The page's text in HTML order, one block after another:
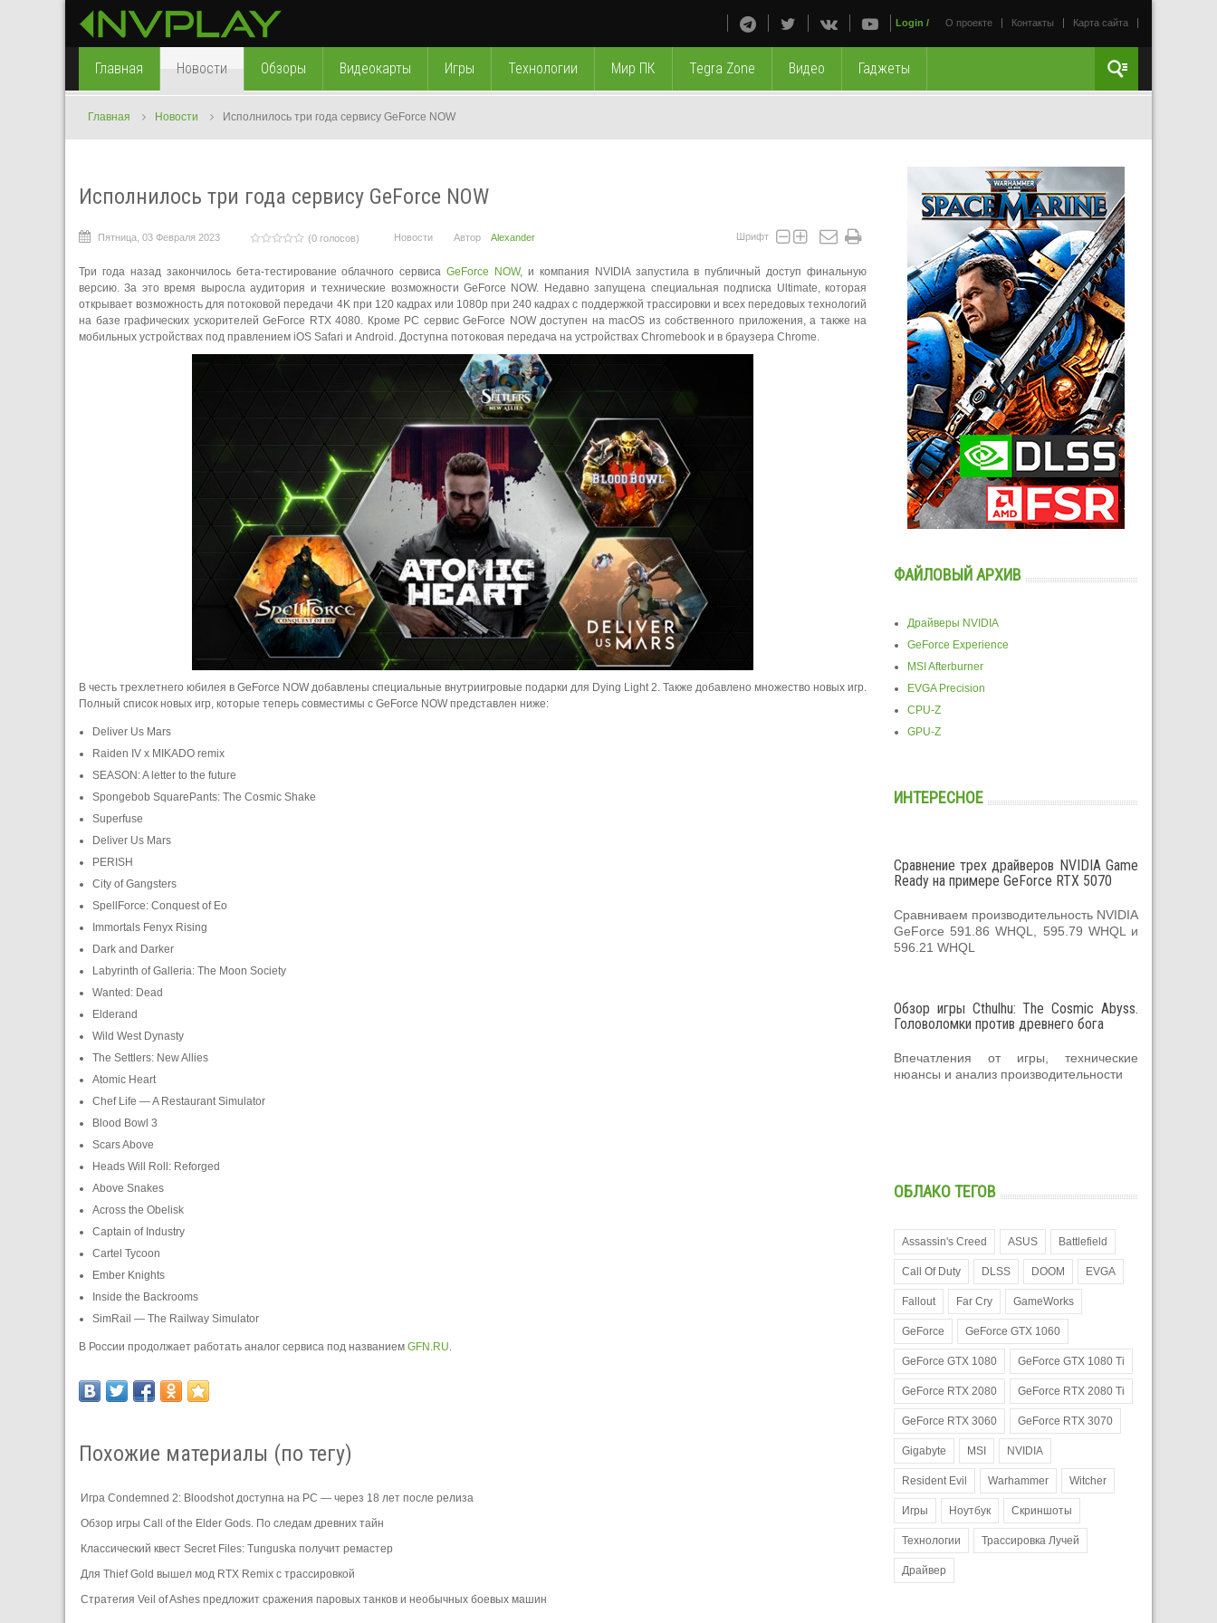
О проекте Контакты Карта сайта
Login /
Главная Новости Обзоры Видеокарты Игры Технологии Мир ПК Tegra Zone Видео Гаджеты
Главная Новости Исполнилось три года сервису GeForce NOW
Исполнилось три года сервису GeForce NOW
Пятница, 03 Февраля 2023 (0 голосов) Новости Автор Alexander Шрифт
Три года назад закончилось бета-тестирование облачного сервисаGeForce NOW, и компания NVIDIA запустила в публичный доступ финальную
версию. За это время выросла аудитория и технические возможности GeForce NOW. Недавно запущена специальная подписка Ultimate, которая
открывает возможность для потоковой передачи 4K при 120 кадрах или 1080p при 240 кадрах с поддержкой трассировки и всех передовых технологий
на базе графических ускорителей GeForce RTX 4080. Кроме PC сервис GeForce NOW доступен на macOS из собственного приложения, а также на
мобильных устройствах под правлением iOS Safari и Android. Доступна потоковая передача на устройствах Chromebook и в браузера Chrome.
В честь трехлетнего юбилея в GeForce NOW добавлены специальные внутриигровые подарки для Dying Light 2. Также добавлено множество новых игр.
Полный список новых игр, которые теперь совместимы с GeForce NOW представлен ниже:
Deliver Us Mars
Raiden IV x MIKADO remix
SEASON: A letter to the future
Spongebob SquarePants: The Cosmic Shake
Superfuse
Deliver Us Mars
PERISH
City of Gangsters
SpellForce: Conquest of Eo
Immortals Fenyx Rising
Dark and Darker
Labyrinth of Galleria: The Moon Society
Wanted: Dead
Elderand
Wild West Dynasty
The Settlers: New Allies
Atomic Heart
Chef Life — A Restaurant Simulator
Blood Bowl 3
Scars Above
Heads Will Roll: Reforged
Above Snakes
Across the Obelisk
Captain of Industry
Cartel Tycoon
Ember Knights
Inside the Backrooms
SimRail — The Railway Simulator
В России продолжает работать аналог сервиса под названием GFN.RU.
Похожие материалы (по тегу)
Игра Condemned 2: Bloodshot доступна на PC — через 18 лет после релиза
Обзор игры Call of the Elder Gods. По следам древних тайн
Классический квест Secret Files: Tunguska получит ремастер
Для Thief Gold вышел мод RTX Remix с трассировкой
Стратегия Veil of Ashes предложит сражения паровых танков и необычных боевых машин
ФАЙЛОВЫЙ АРХИВ
Драйверы NVIDIA
GeForce Experience
MSI Afterburner
EVGA Precision
CPU-Z
GPU-Z
ИНТЕРЕСНОЕ
Сравнение трех драйверов NVIDIA Game
Ready на примере GeForce RTX 5070
Сравниваем производительность NVIDIA
GeForce 591.86 WHQL, 595.79 WHQL и
596.21 WHQL
Обзор игры Cthulhu: The Cosmic Abyss.
Головоломки против древнего бога
Впечатления от игры, технические
нюансы и анализ производительности
ОБЛАКО ТЕГОВ
Assassin's Creed ASUS Battlefield
Call Of Duty DLSS DOOM EVGA
Fallout Far Cry GameWorks
GeForce GeForce GTX 1060
GeForce GTX 1080 GeForce GTX 1080 Ti
GeForce RTX 2080 GeForce RTX 2080 Ti
GeForce RTX 3060 GeForce RTX 3070
Gigabyte MSI NVIDIA
Resident Evil Warhammer Witcher
Игры Ноутбук Скриншоты
Технологии Трассировка Лучей
Драйвер